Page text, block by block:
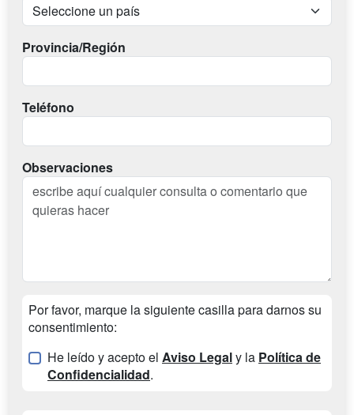
Provincia/Región
Teléfono
Observaciones
Por favor, marque la siguiente casilla para darnos su
consentimiento:
He leído y acepto el Aviso Legaly la Política de
Confidencialidad.